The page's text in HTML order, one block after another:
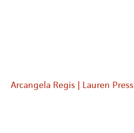
Arcangela Regis | Lauren Press